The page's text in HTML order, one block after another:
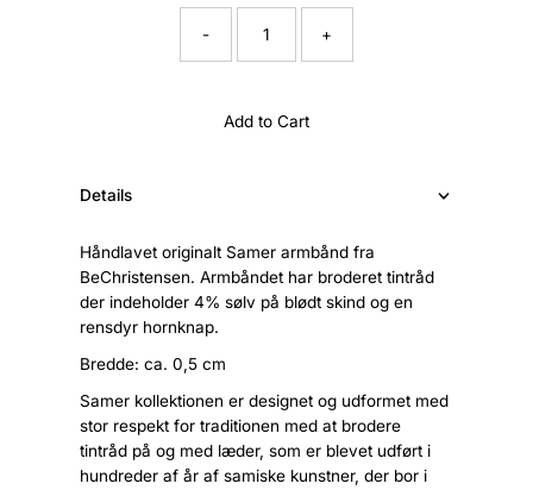
- +
Add to Cart
Details
Håndlavet originalt Samer armbånd fra
BeChristensen. Armbåndet har broderet tintråd
der indeholder 4% sølv på blødt skind og en
rensdyr hornknap.
Bredde: ca. 0,5 cm
Samer kollektionen er designet og udformet med
stor respekt for traditionen med at brodere
tintråd på og med læder, som er blevet udført i
hundreder af år af samiske kunstner, der bor i